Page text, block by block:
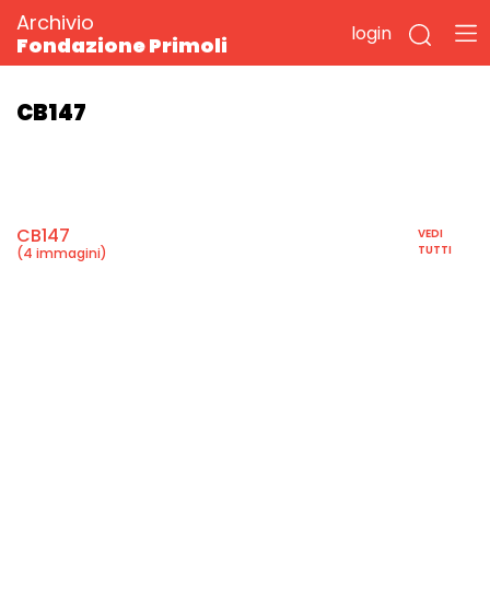
Archivio
Fondazione Primoli
login
CB147
CB147
(4 immagini)
VEDI
TUTTI